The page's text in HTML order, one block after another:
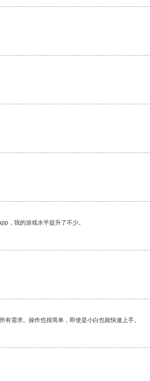
，我的游戏水平提升了不少。
需求。操作也很简单，即使是小白也能快速上手。